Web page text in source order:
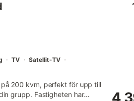
in senare, vänligen
6. Din bokning kan
TV
Satellit-TV
200 kvm, perfekt för upp till
grupp. Fastigheten har
4